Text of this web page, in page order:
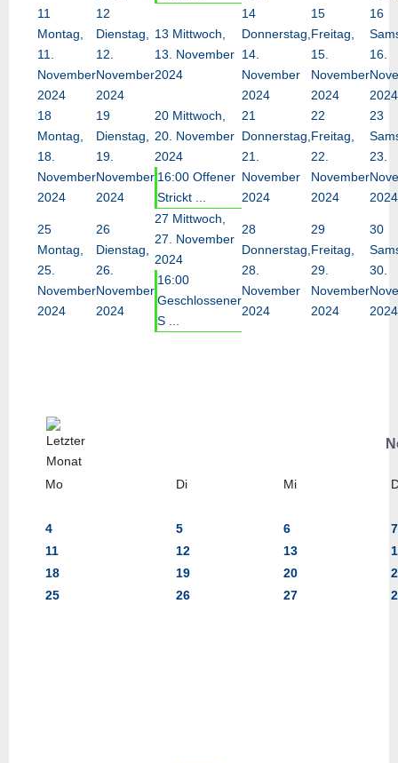
11
Montag,
11.
November
2024
12
Dienstag,
12.
November
2024
13 Mittwoch,
13. November
2024
14
Donnerstag,
14.
November
2024
15
Freitag,
15.
November
2024
16
16.
2024
18
Montag,
18.
November
2024
19
Dienstag,
19.
November
2024
20 Mittwoch,
20. November
2024
16:00 Offener
Strickt ...
21
Donnerstag,
21.
November
2024
22
Freitag,
22.
November
2024
23
23.
2024
25
Montag,
25.
November
2024
26
Dienstag,
26.
November
2024
27 Mittwoch,
27. November
2024
16:00
Geschlossener
S ...
28
Donnerstag,
28.
November
2024
29
Freitag,
29.
November
2024
30
30.
2024
Mo Di Mi
4 5 6
7
11
12 13
18
19 20
25
26 27